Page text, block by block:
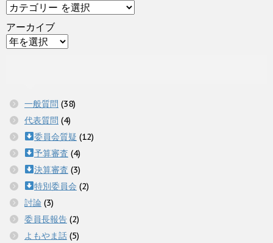
アーカイブ
一般質問 (38)
代表質問 (4)
委員会質疑 (12)
予算審査 (4)
決算審査 (3)
特別委員会 (2)
討論 (3)
委員長報告 (2)
よもやま話 (5)